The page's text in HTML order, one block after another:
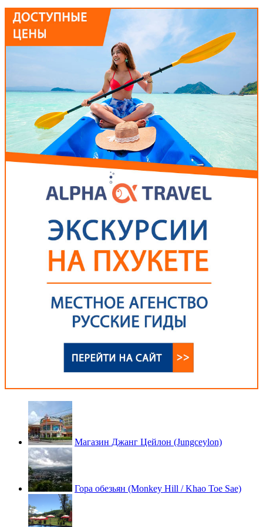
Магазин Джанг Цейлон (Jungceylon)
Гора обезьян (Monkey Hill / Khao Toe Sae)